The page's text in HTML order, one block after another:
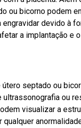
ou bicorno podem
devido à
a implantação e
septado ou
ou
visualizar a